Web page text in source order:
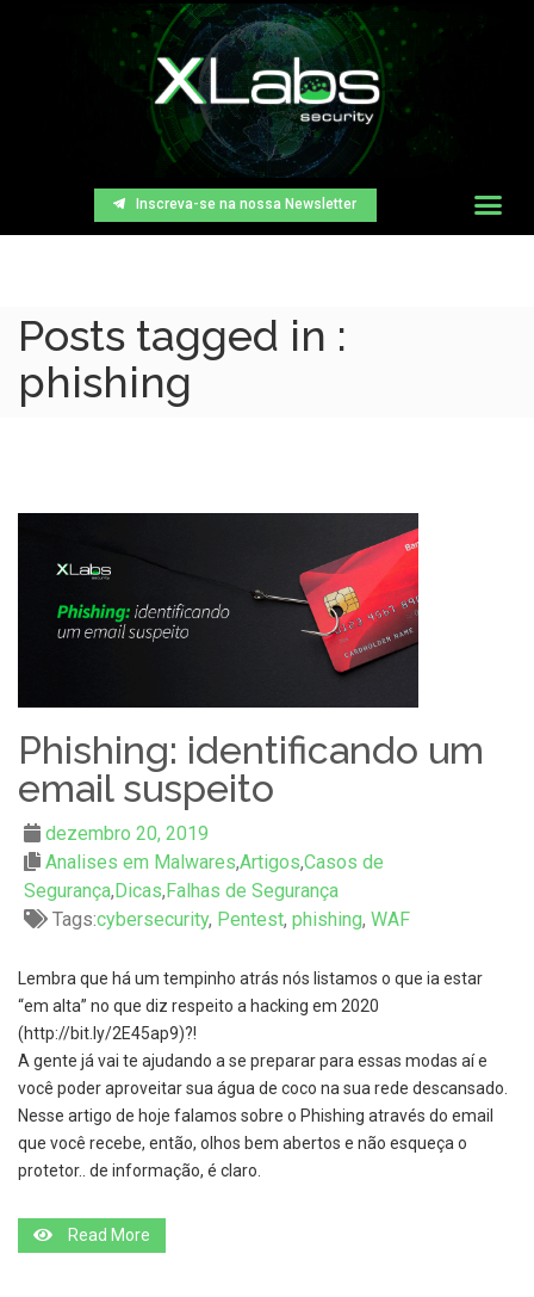
Inscreva-se na nossa Newsletter
Posts tagged in :
phishing
Phishing: identificando um
email suspeito
dezembro 20, 2019
Analises em Malwares,Artigos,Casos de
Segurança, Dicas, Falhas de Segurança
Tags:cybersecurity, Pentest, phishing, WAF
Lembra que há um tempinho atrás nós listamos o que ia estar
“em alta” no que diz respeito a hacking em 2020
(http://bit.ly/2E45ap9)?!
A gente já vai te ajudando a se preparar para essas modas aí e
você poder aproveitar sua água de coco na sua rede descansado.
Nesse artigo de hoje falamos sobre o Phishing através do email
que você recebe, então, olhos bem abertos e não esqueça o
protetor.. de informação, é claro.
Read More